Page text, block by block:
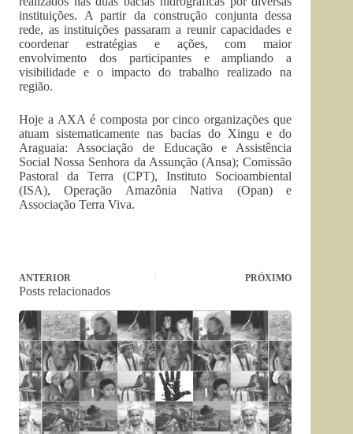
instituições. A partir da construção conjunta dessa
rede, as instituições passaram a reunir capacidades e
coordenar estratégias e ações, com maior
envolvimento dos participantes e ampliando a
visibilidade e o impacto do trabalho realizado na
região.
Hoje a AXA é composta por cinco organizações que
atuam sistematicamente nas bacias do Xingu e do
Araguaia: Associação de Educação e Assistência
Social Nossa Senhora da Assunção (Ansa); Comissão
Pastoral da Terra (CPT), Instituto Socioambiental
(ISA), Operação Amazônia Nativa (Opan) e
Associação Terra Viva.
ANTERIOR PRÓXIMO
Posts relacionados